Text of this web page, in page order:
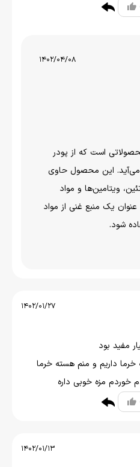
1402/04/08
است که از پودر
این محصول حاوی
ویتامین‌ها و مواد
یک منبع غنی از مواد
شود.
1402/01/27
مفید بود
خرما داریم و منم هسته خرما
مزه خوبی داره
1402/01/13